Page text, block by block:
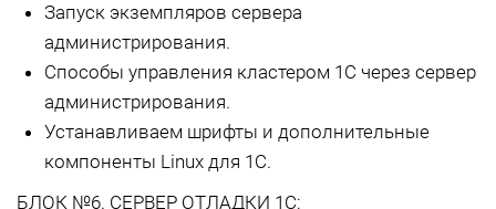
Запуск экземпляров сервера
администрирования.
Способы управления кластером 1С через сервер
администрирования.
Устанавливаем шрифты и дополнительные
компоненты Linux для 1С.
БЛОК №6. СЕРВЕР ОТЛАДКИ 1С: